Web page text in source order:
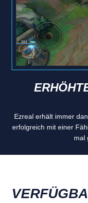
Ezreal erhält immer
erfolgreich mit einer
mal